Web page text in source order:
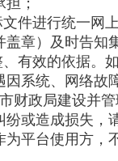
；
件进行统一网
章）及时告知
有效的依据。
系统、网络故
财政局建设并
或造成损失，
平台使用方，